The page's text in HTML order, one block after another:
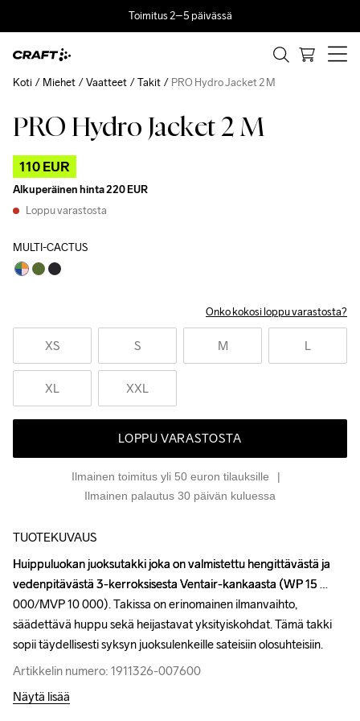
Toimitus 2–5 päivässä
PRO Hydro Jacket 2 M
110 EUR
Alkuperäinen hinta220 EUR
Loppu varastosta
MULTI-CACTUS
Onko kokosi loppu varastosta?
XS S M L
XL XXL
LOPPU VARASTOSTA
Ilmainen toimitus yli 50 euron tilauksille
Ilmainen palautus 30 päivän kuluessa
Koti Miehet Vaatteet Takit PRO Hydro Jacket 2 M
Outlet
TUOTEKUVAUS
Huippuluokan juoksutakki joka on valmistettu hengittävästä ja
vedenpitävästä 3-kerroksisesta Ventair-kankaasta (WP 15
000/MVP 10 000). Takissa on erinomainen ilmanvaihto,
säädettävä huppu sekä heijastavat yksityiskohdat. Tämä takki
sopii täydellisesti syksyn juoksulenkeille sateisiin olosuhteisiin.
Artikkelin numero: 1911326-007600
Huippuluokan juoksutakki joka on valmistettu hengittävästä ja
vedenpitävästä 3-kerroksisesta Ventair-kankaasta (WP 15
000/MVP 10 000). Takissa on erinomainen ilmanvaihto,
säädettävä huppu sekä heijastavat yksityiskohdat. Tämä takki
sopii täydellisesti syksyn juoksulenkeille sateisiin olosuhteisiin.
Artikkelin numero: 1911326-007600
Näytä lisää